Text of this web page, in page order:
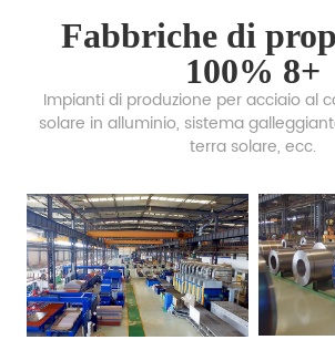
Fabbriche di
100% 8+
Impianti di produzione per acciaio al
solare in alluminio, sistema
terra solare, ecc.